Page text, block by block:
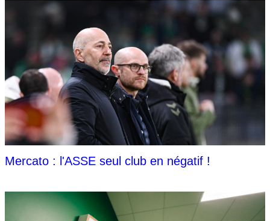
Mercato : l'ASSE seul club en négatif !